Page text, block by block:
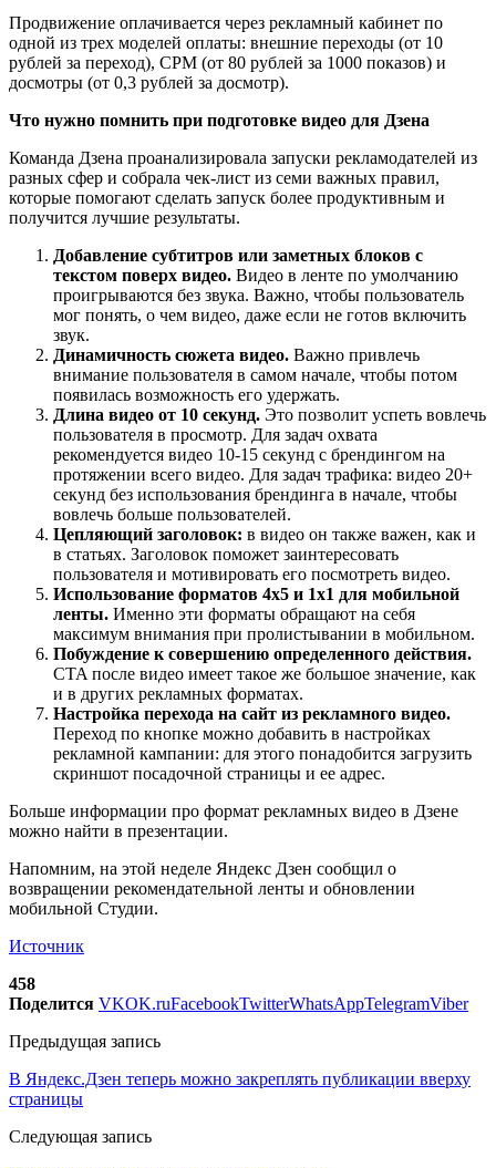
Продвижение оплачивается через рекламный кабинет по
одной из трех моделей оплаты: внешние переходы (от 10
рублей за переход), CPM (от 80 рублей за 1000 показов) и
досмотры (от 0,3 рублей за досмотр).
Что нужно помнить при подготовке видео для Дзена
Команда Дзена проанализировала запуски рекламодателей из
разных сфер и собрала чек-лист из семи важных правил,
которые помогают сделать запуск более продуктивным и
получится лучшие результаты.
Добавление субтитров или заметных блоков с
текстом поверх видео. Видео в ленте по умолчанию
проигрываются без звука. Важно, чтобы пользователь
мог понять, о чем видео, даже если не готов включить
звук.
Динамичность сюжета видео. Важно привлечь
внимание пользователя в самом начале, чтобы потом
появилась возможность его удержать.
Длина видео от 10 секунд. Это позволит успеть вовлечь
пользователя в просмотр. Для задач охвата
рекомендуется видео 10-15 секунд с брендингом на
протяжении всего видео. Для задач трафика: видео 20+
секунд без использования брендинга в начале, чтобы
вовлечь больше пользователей.
Цепляющий заголовок: в видео он также важен, как и
в статьях. Заголовок поможет заинтересовать
пользователя и мотивировать его посмотреть видео.
Использование форматов 4х5 и 1х1 для мобильной
ленты. Именно эти форматы обращают на себя
максимум внимания при пролистывании в мобильном.
Побуждение к совершению определенного действия.
CTA после видео имеет такое же большое значение, как
и в других рекламных форматах.
Настройка перехода на сайт из рекламного видео.
Переход по кнопке можно добавить в настройках
рекламной кампании: для этого понадобится загрузить
скриншот посадочной страницы и ее адрес.
Больше информации про формат рекламных видео в Дзене
можно найти в презентации.
Напомним, на этой неделе Яндекс Дзен сообщил о
возвращении рекомендательной ленты и обновлении
мобильной Студии.
Источник
458
Поделится VKOK.ruFacebookTwitterWhatsAppTelegramViber
Предыдущая запись
В Яндекс.Дзен теперь можно закреплять публикации вверху
страницы
Следующая запись